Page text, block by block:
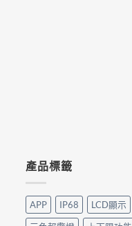
產品標籤
APP IP68 LCD顯示